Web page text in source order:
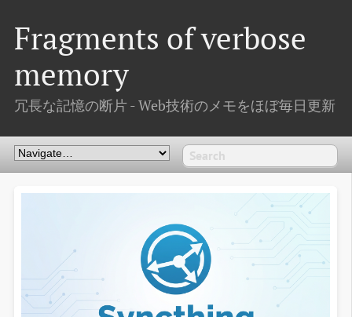
Fragments of verbose
memory
冗長な記憶の断片 - Web技術のメモをほぼ毎日更新